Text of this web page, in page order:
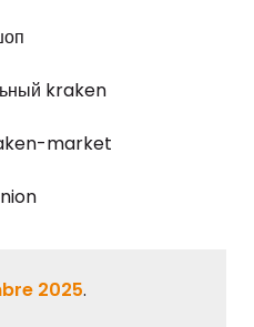
kraken
market
2025.